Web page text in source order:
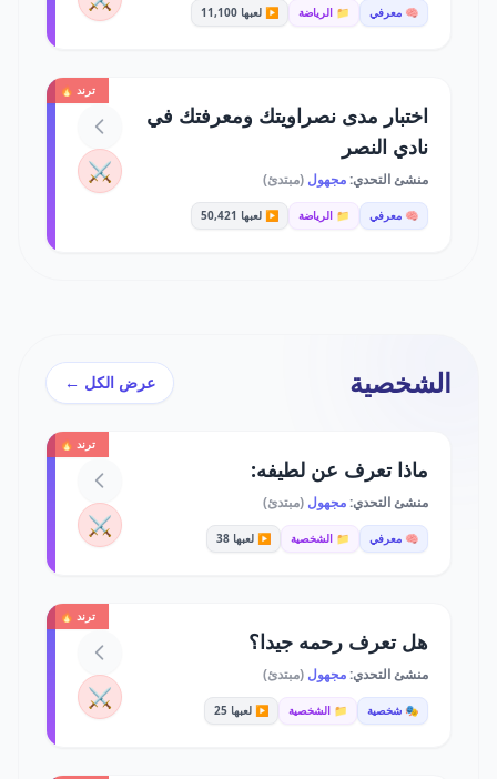
🧠 معرفي 📁 الرياضة ▶️ لعبها 11,100
ترند 🔥
اختبار مدى نصراويتك ومعرفتك في
نادي النصر
منشئ التحدي:مجهول (مبتدئ)
🧠 معرفي 📁 الرياضة ▶️ لعبها 50,421
⚔️
الشخصية عرض الكل ←
ترند 🔥
ماذا تعرف عن لطيفه:
منشئ التحدي:مجهول (مبتدئ)
🧠 معرفي 📁 الشخصية ▶️ لعبها 38 ⚔️
ترند 🔥
هل تعرف رحمه جيدا؟
منشئ التحدي:مجهول (مبتدئ)
🎭 شخصية 📁 الشخصية ▶️ لعبها 25 ⚔️